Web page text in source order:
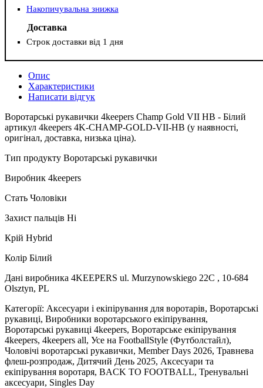
Накопичувальна знижка
Доставка
Строк доставки від 1 дня
Опис
Характеристики
Написати відгук
Воротарські рукавички 4keepers Champ Gold VII HB - Білий
артикул 4keepers 4K-CHAMP-GOLD-VII-HB (у наявності,
оригінал, доставка, низька ціна).
Тип продукту Воротарські рукавички
Виробник 4keepers
Стать Чоловіки
Захист пальців Ні
Крій Hybrid
Колір Білий
Дані виробника 4KEEPERS ul. Murzynowskiego 22C , 10-684
Olsztyn, PL
Категорії: Аксесуари і екіпірування для воротарів, Воротарські
рукавиці, Виробники воротарського екіпірування,
Воротарські рукавиці 4keepers, Воротарське екіпірування
4keepers, 4keepers all, Усе на FootballStyle (Футболстайл),
Чоловічі воротарські рукавички, Member Days 2026, Травнева
флеш-розпродаж, Дитячий День 2025, Аксесуари та
екіпірування воротаря, BACK TO FOOTBALL, Тренувальні
аксесуари, Singles Day